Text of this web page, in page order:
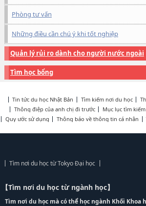
Phòng tư vấn
Những điều cần chú ý khi tốt nghiệp
Quản lý rủi ro dành cho người nước ngoài
Tìm học bổng
Tin tức du học Nhật Bản Tìm kiếm nơi du học
Thông điệp của anh chị đi trước
Mục lục tìm kiếm
Quy ước sử dụng
Thông báo về thông tin cá nhân
Tìm nơi du học từ Tokyo Đại học
【Tìm nơi du học từ ngành học】
Tìm nơi du học mà có thể học ngành Khối Khoa